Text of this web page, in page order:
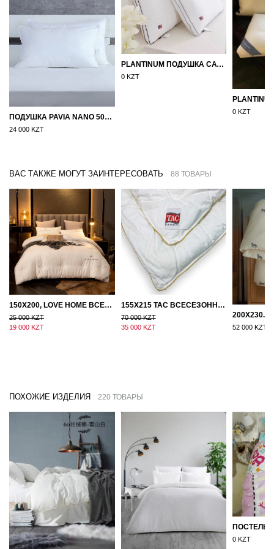
ПОДУШКА PAVIA NANO 50X70
24 000 KZT
PLANTINUM ПОДУШКА САТИН, ШЕЛК 50Х70
0 KZT
0 KZT
ВАС ТАКЖЕ МОГУТ ЗАИНТЕРЕСОВАТЬ 88 ТОВАРЫ
150Х200, LOVE HOME ВСЕСЕЗОННОЕ ОДЕЯЛО ИЗ ХЛОПКА С НАПОЛНИТЕЛЕМ МИКРОГЕЛЬ
25 000 KZT
19 000 KZT
155Х215 TAC ВСЕСЕЗОННОЕ ХЛОПКОВОЕ ОДЕЯЛО ИЗ БАМБУКОВОГО ВОЛОКНА
70 000 KZT
35 000 KZT
52 000 KZT
ПОХОЖИЕ ИЗДЕЛИЯ 220 ТОВАРЫ
0 KZT